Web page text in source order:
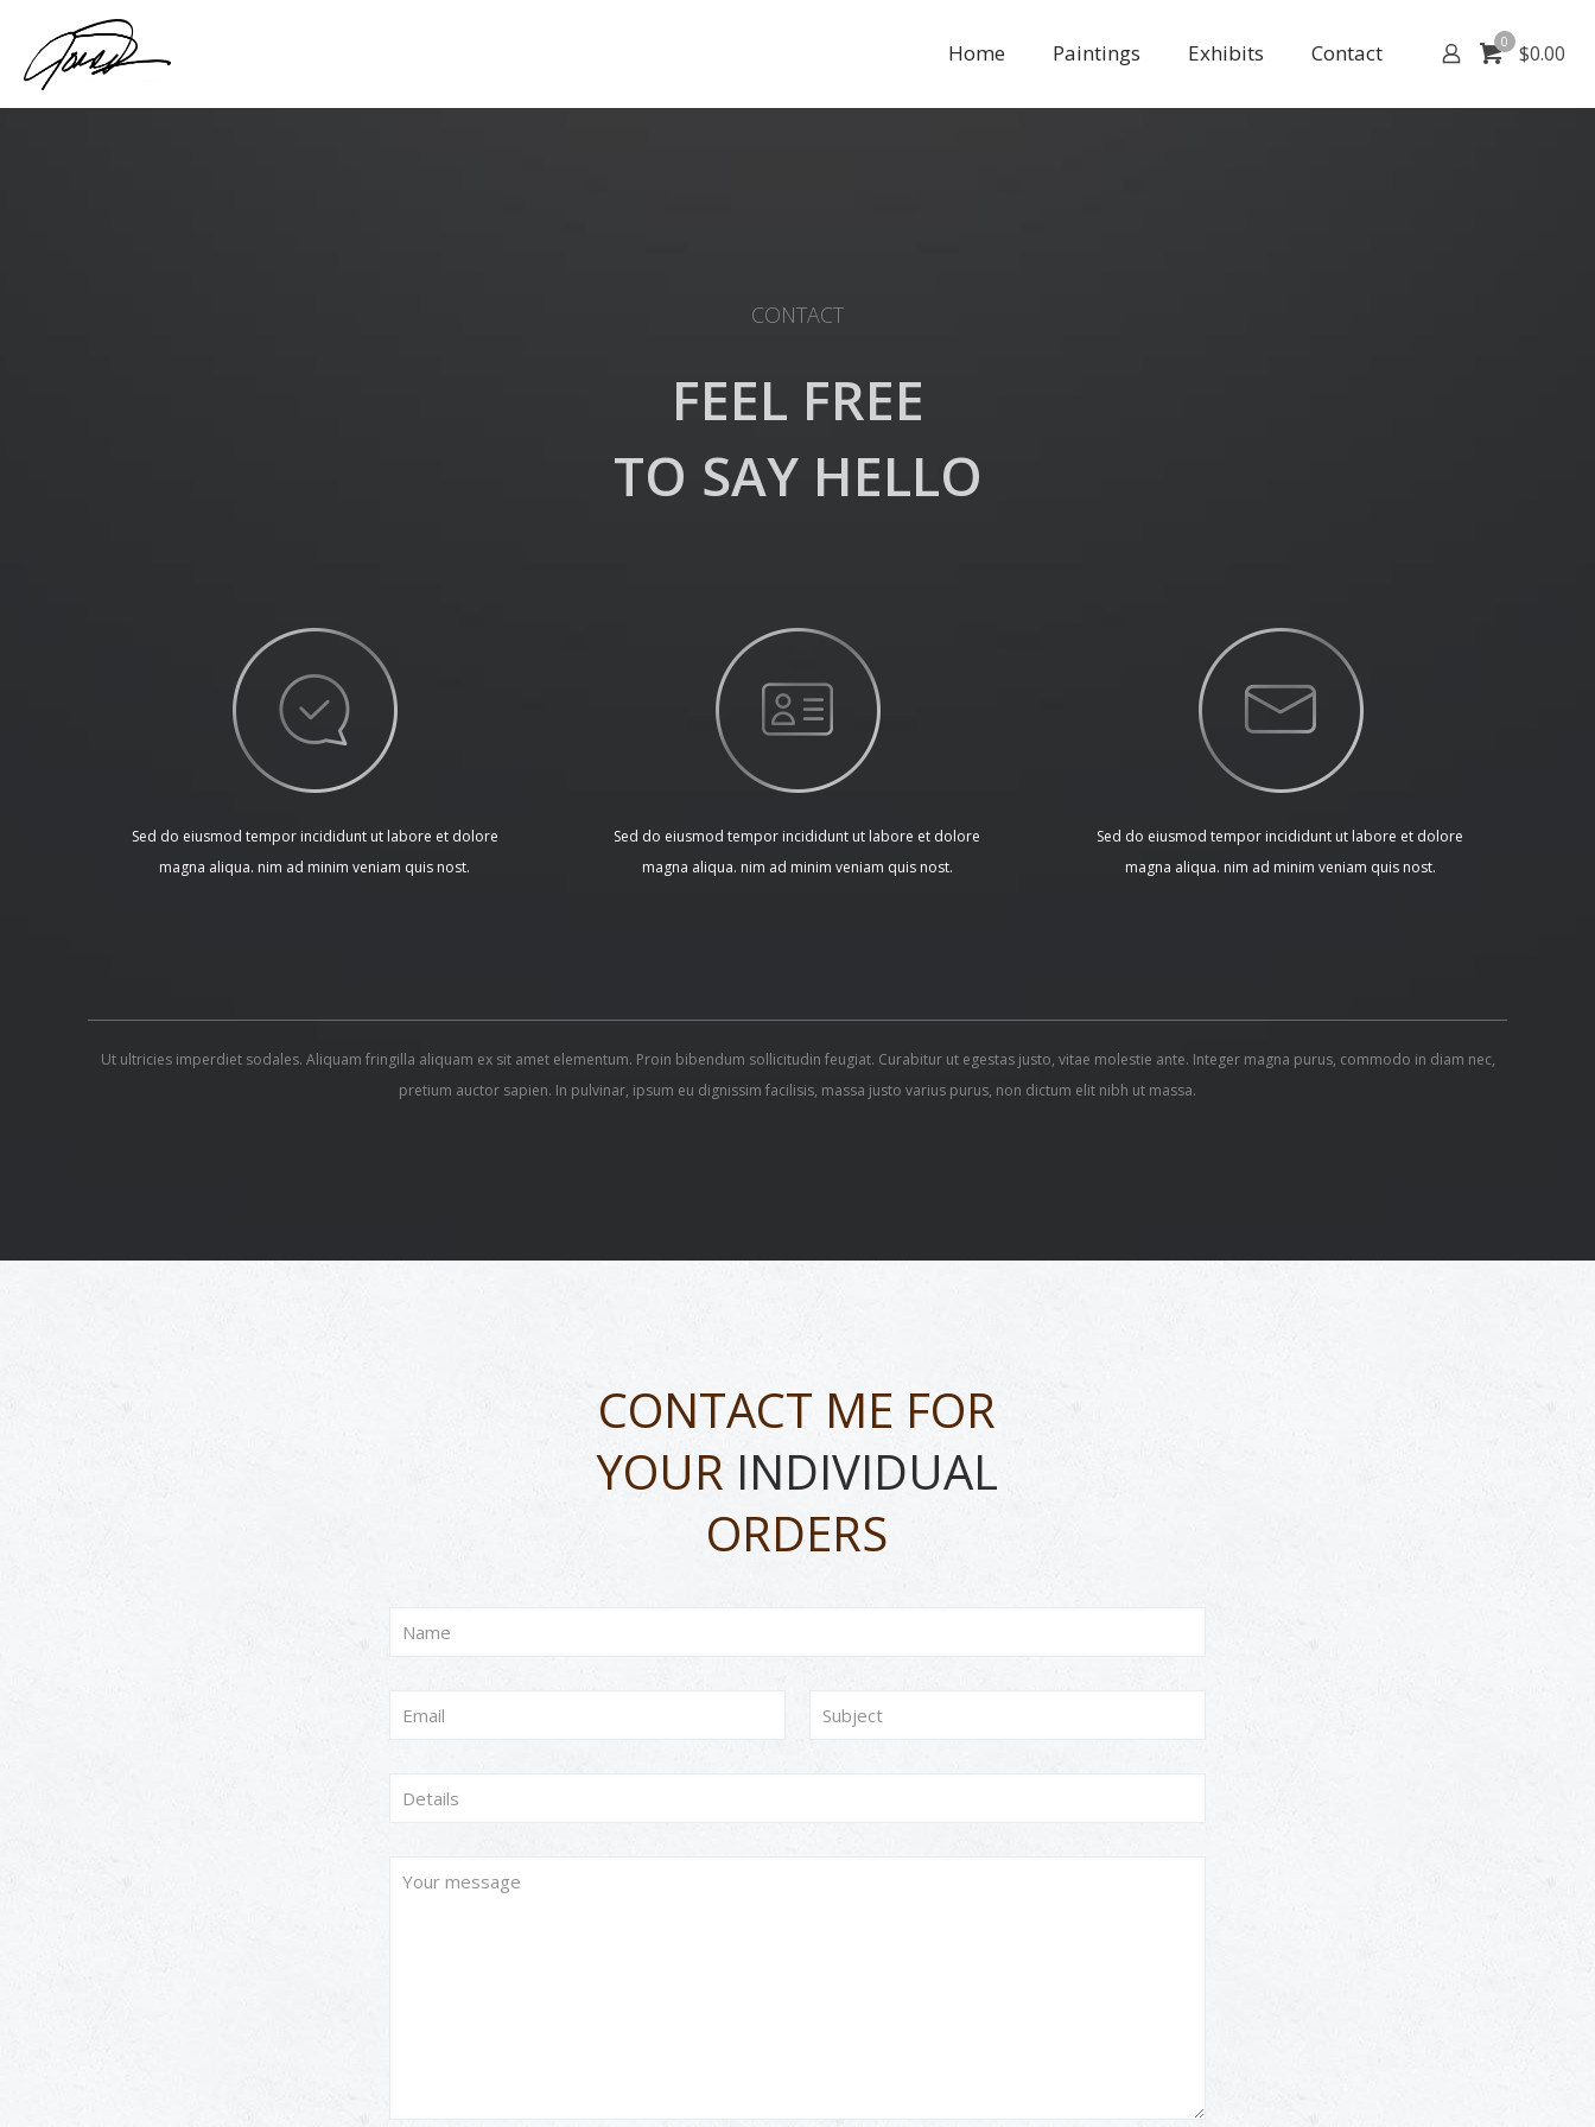
Home Paintings Exhibits Contact 0 $0.00
CONTACT
FEEL FREE
TO SAY HELLO
Sed do eiusmod tempor incididunt ut labore et dolore
magna aliqua. nim ad minim veniam quis nost.
Sed do eiusmod tempor incididunt ut labore et dolore
magna aliqua. nim ad minim veniam quis nost.
Sed do eiusmod tempor incididunt ut labore et dolore
magna aliqua. nim ad minim veniam quis nost.
Ut ultricies imperdiet sodales. Aliquam fringilla aliquam ex sit amet elementum. Proin bibendum sollicitudin feugiat. Curabitur ut egestas justo, vitae molestie ante. Integer magna purus, commodo in diam nec,
pretium auctor sapien. In pulvinar, ipsum eu dignissim facilisis, massa justo varius purus, non dictum elit nibh ut massa.
CONTACT ME FOR
YOUR INDIVIDUAL
ORDERS